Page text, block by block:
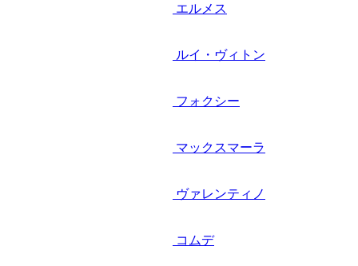
エルメス
ルイ・ヴィトン
フォクシー
マックスマーラ
ヴァレンティノ
コムデ